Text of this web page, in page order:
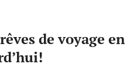
de voyage en